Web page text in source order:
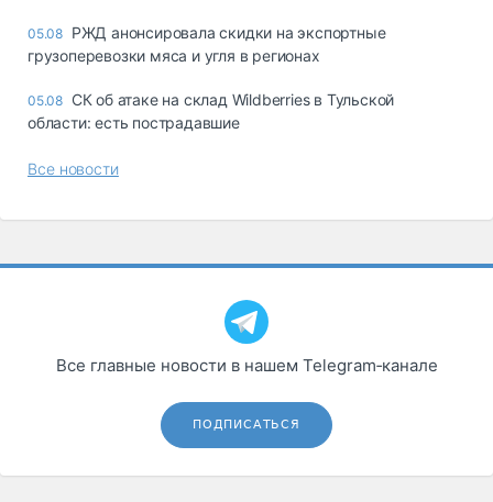
05.08 РЖД анонсировала скидки на экспортные
грузоперевозки мяса и угля в регионах
05.08 СК об атаке на склад Wildberries в Тульской
области: есть пострадавшие
Все новости
Все главные новости в нашем Telegram‑канале
ПОДПИСАТЬСЯ